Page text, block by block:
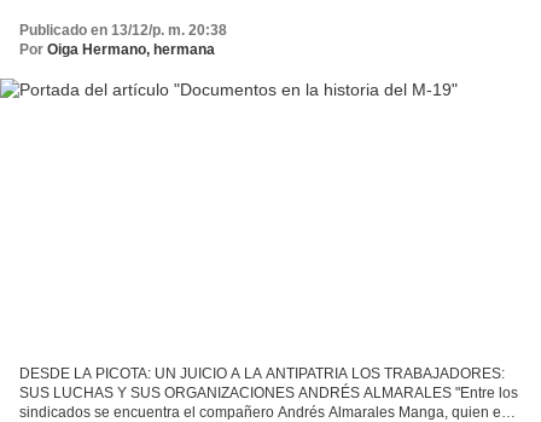
Publicado en 13/12/p. m. 20:38
Por Oiga Hermano, hermana
DESDE LA PICOTA: UN JUICIO A LA ANTIPATRIA LOS TRABAJADORES:
SUS LUCHAS Y SUS ORGANIZACIONES ANDRÉS ALMARALES "Entre los
sindicados se encuentra el compañero Andrés Almarales Manga, quien en